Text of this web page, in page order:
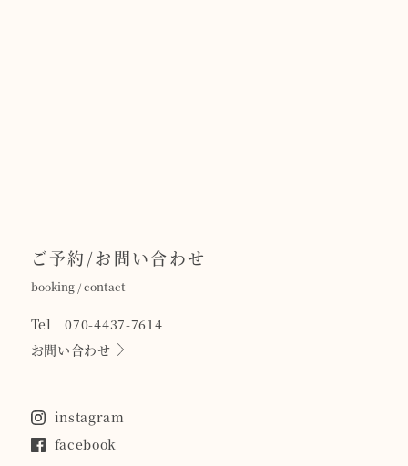
ご予約/お問い合わせ
booking / contact
Tel 070-4437-7614
お問い合わせ
instagram
facebook